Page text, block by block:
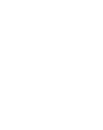
Ø66x72mm GRIS